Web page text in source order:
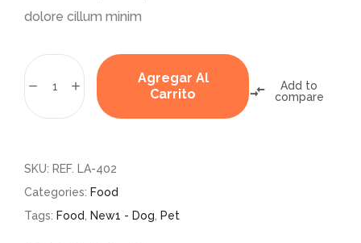
dolore cillum minim
Agregar Al
Carrito
Add to
compare
SKU: REF. LA-402
Categories: Food
Tags: Food New1 - Dog Pet